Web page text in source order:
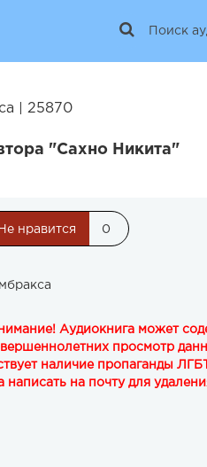
| 25870
"Сахно Никита"
Не нравится 0
Аудиокнига может
просмотр
наличие пропаганды
на почту для